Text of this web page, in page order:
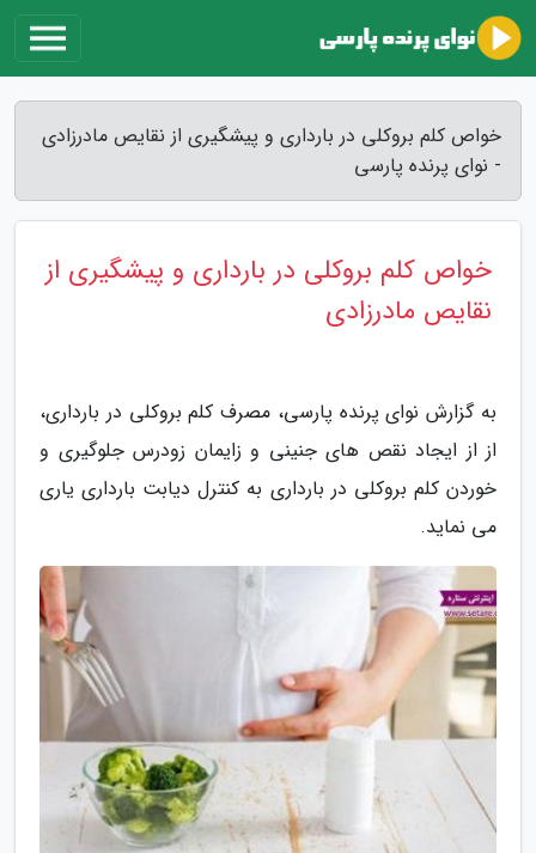
خواص کلم بروکلی در بارداری و پیشگیری از نقایص مادرزادی
- نوای پرنده پارسی
خواص کلم بروکلی در بارداری و پیشگیری از
نقایص مادرزادی
به گزارش نوای پرنده پارسی، مصرف کلم بروکلی در بارداری،
از از ایجاد نقص های جنینی و زایمان زودرس جلوگیری و
خوردن کلم بروکلی در بارداری به کنترل دیابت بارداری یاری
می نماید.